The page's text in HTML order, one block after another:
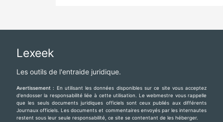
Lexeek
Les outils de l'entraide juridique.
Avertissement : En utilisant les données disponibles sur ce site vous acceptez
d'endosser la responsabilité liée à cette utilisation. Le webmestre vous rappelle
que les seuls documents juridiques officiels sont ceux publiés aux différents
Journaux officiels. Les documents et commentaires envoyés par les internautes
restent sous leur seule responsabilité, ce site se contentant de les héberger.